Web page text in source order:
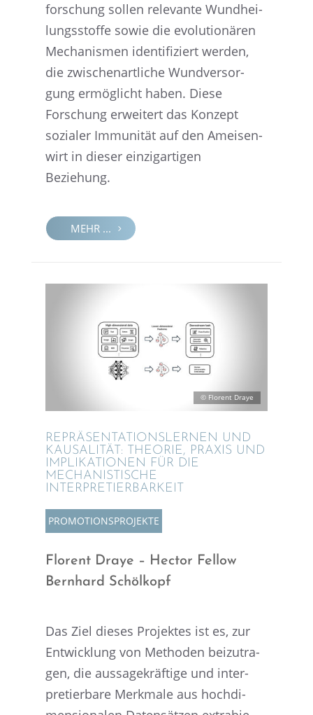
for­schung sollen relevante Wundhei­
lungs­stoffe sowie die evolu­tio­nä­ren
Mecha­nis­men identi­fi­ziert werden,
die zwischen­art­li­che Wundver­sor­
gung ermög­licht haben. Diese
Forschung erwei­tert das Konzept
sozia­ler Immuni­tät auf den Ameisen­
wirt in dieser einzig­ar­ti­gen
Beziehung.
MEHR ...
REPRÄ­SEN­TA­TI­ONS­LER­NEN UND
KAUSA­LI­TÄT: THEORIE, PRAXIS UND
IMPLI­KA­TIO­NEN FÜR DIE
MECHA­NIS­TI­SCHE
INTERPRETIERBARKEIT
PROMO­TI­ONS­PRO­JEKTE
Florent Draye – Hector Fellow
Bernhard Schölkopf
Das Ziel dieses Projek­tes ist es, zur
Entwick­lung von Metho­den beizu­tra­
gen, die aussa­ge­kräf­tige und inter­
pre­tier­bare Merkmale aus hochdi­
© Florent Draye